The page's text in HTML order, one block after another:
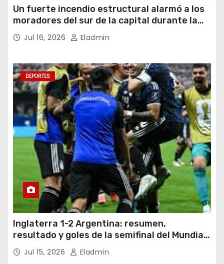
Un fuerte incendio estructural alarmó a los
moradores del sur de la capital durante la
noche del miércoles 15 de julio de 2026
Jul 16, 2026 Eladmin
DEPORTES
Inglaterra 1-2 Argentina: resumen,
resultado y goles de la semifinal del Mundial
2026Jul 15, 2026 Eladmin